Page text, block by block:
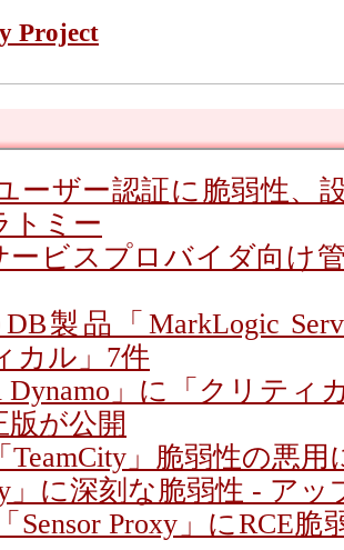
Project
ーザー認証に脆弱性、
トミー
ービスプロバイダ向け
DB製品「MarkLogic
カル」7件
Dynamo」に「クリティ
版が公開
TeamCity」脆弱性の悪用
」に深刻な脆弱性 - ア
Sensor Proxy」にRCE